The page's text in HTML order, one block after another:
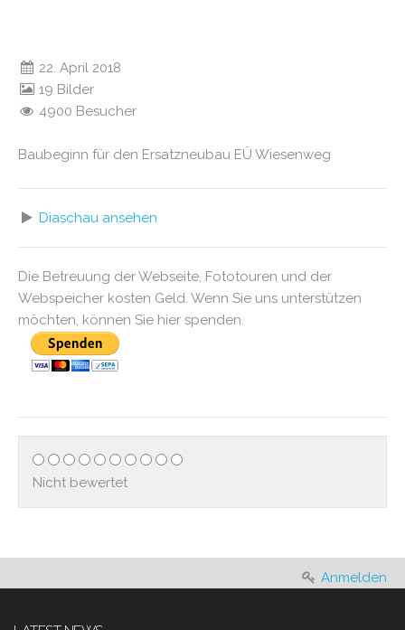
22. April 2018
19 Bilder
4900 Besucher
Baubeginn für den Ersatzneubau EÜ Wiesenweg
Diaschau ansehen
Die Betreuung der Webseite, Fototouren und der
Webspeicher kosten Geld. Wenn Sie uns unterstützen
möchten, können Sie hier spenden.
Nicht bewertet
Anmelden